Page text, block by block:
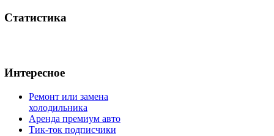
Статистика
Интересное
Ремонт или замена
холодильника
Аренда премиум авто
Тик-ток подписчики